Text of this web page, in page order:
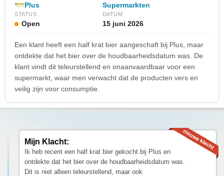
Plus Supermarkten
STATUS
Open
DATUM
15 juni 2026
Een klant heeft een half krat bier aangeschaft bij Plus, maar
ontdekte dat het bier over de houdbaarheidsdatum was. De
klant vindt dit teleurstellend en onaanvaardbaar voor een
supermarkt, waar men verwacht dat de producten vers en
veilig zijn voor consumptie.
Mijn Klacht:
Ik heb recent een half krat bier gekocht bij Plus en
ontdekte dat het bier over de houdbaarheidsdatum was.
Dit is niet alleen teleurstellend, maar ook